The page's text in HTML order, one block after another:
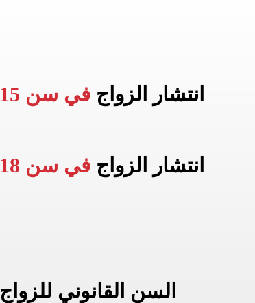
انتشار الزواج في سن 15
انتشار الزواج في سن 18
السن القانوني للزواج